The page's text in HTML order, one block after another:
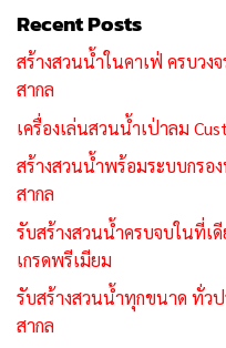
Recent Posts
สร้างสวนน้ำในคาเฟ่ ครบวง
สากล
เครื่องเล่นสวนน้ำเป่าลม
สร้างสวนน้ำพร้อมระบบกรอ
สากล
รับสร้างสวนน้ำครบจบในที่เ
เกรดพรีเมียม
รับสร้างสวนน้ำทุกขนาด ทั่ว
สากล